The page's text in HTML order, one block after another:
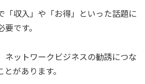
「収入」や「お得」といった話題に
です。
ネットワークビジネスの勧誘につな
があります。